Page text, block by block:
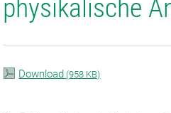
physikalische
Download (958 KB)